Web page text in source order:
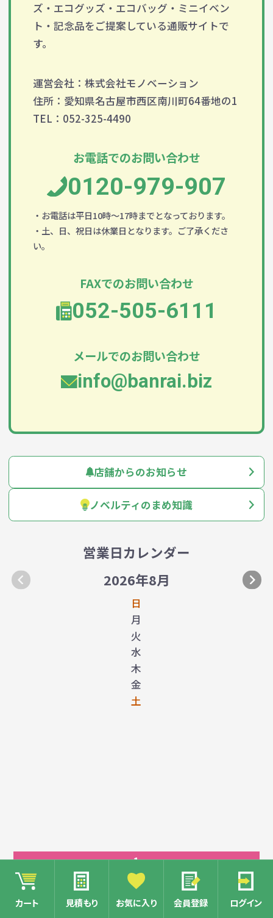
カート 見積もり お気に入り 会員登録 ログイン
ズ・エコグッズ・エコバッグ・ミニイベン
ト・記念品をご提案している通販サイトで
す。
運営会社：株式会社モノベーション
住所：愛知県名古屋市西区南川町64番地の1
TEL：052-325-4490
お電話でのお問い合わせ
0120-979-907
・お電話は平日10時～17時までとなっております。
・土、日、祝日は休業日となります。ご了承くださ
い。
FAXでのお問い合わせ
052-505-6111
メールでのお問い合わせ
info@banrai.biz
店舗からのお知らせ
ノベルティのまめ知識
営業日カレンダー
2026年8月
日
月
火
水
木
金
土
1
2
3